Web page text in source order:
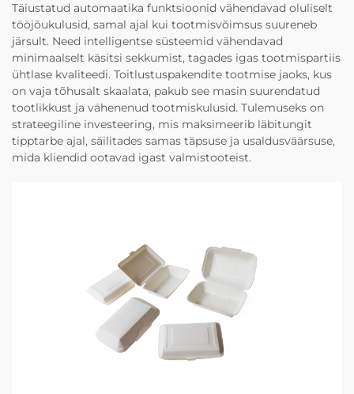
Täiustatud automaatika funktsioonid vähendavad oluliselt
tööjõukulusid, samal ajal kui tootmisvõimsus suureneb
järsult. Need intelligentse süsteemid vähendavad
minimaalselt käsitsi sekkumist, tagades igas tootmispartiis
ühtlase kvaliteedi. Toitlustuspakendite tootmise jaoks, kus
on vaja tõhusalt skaalata, pakub see masin suurendatud
tootlikkust ja vähenenud tootmiskulusid. Tulemuseks on
strateegiline investeering, mis maksimeerib läbitungit
tipptarbe ajal, säilitades samas täpsuse ja usaldusväärsuse,
mida kliendid ootavad igast valmistooteist.